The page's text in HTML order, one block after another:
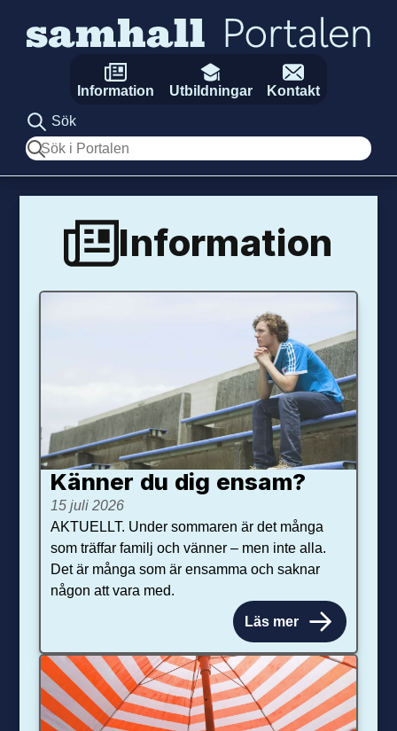
Information Utbildningar
Kontakt
Sök
Sök
Information
Känner du dig ensam?
15 juli 2026
AKTUELLT. Under sommaren är det många
som träffar familj och vänner – men inte alla.
Det är många som är ensamma och saknar
någon att vara med.
Läs mer